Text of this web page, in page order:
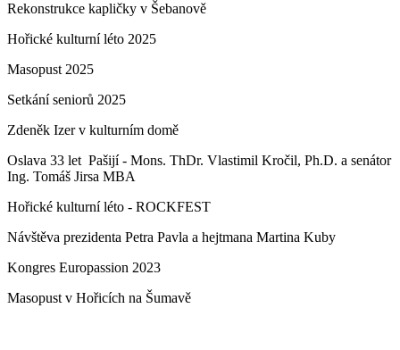
Rekonstrukce kapličky v Šebanově
Hořické kulturní léto 2025
Masopust 2025
Setkání seniorů 2025
Zdeněk Izer v kulturním domě
Oslava 33 let Pašijí - Mons. ThDr. Vlastimil Kročil, Ph.D. a senátor
Ing. Tomáš Jirsa MBA
Hořické kulturní léto - ROCKFEST
Návštěva prezidenta Petra Pavla a hejtmana Martina Kuby
Kongres Europassion 2023
Masopust v Hořicích na Šumavě